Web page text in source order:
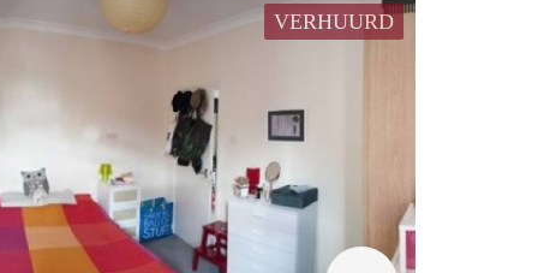
VERHUURD
rent